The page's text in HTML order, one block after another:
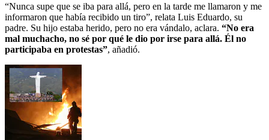
“Nunca supe que se iba para allá, pero en la tarde me llamaron y me
informaron que había recibido un tiro”, relata Luis Eduardo, su
padre. Su hijo estaba herido, pero no era vándalo, aclara. “No era
mal muchacho, no sé por qué le dio por irse para allá. Él no
participaba en protestas”, añadió.